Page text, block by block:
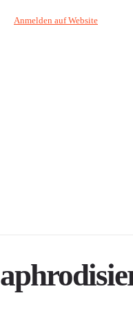
Anmelden auf Website